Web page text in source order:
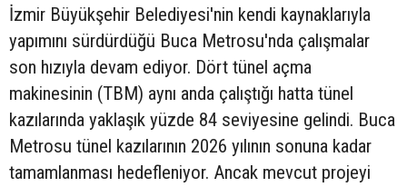
İzmir Büyükşehir Belediyesi'nin kendi kaynaklarıyla
yapımını sürdürdüğü Buca Metrosu'nda çalışmalar
son hızıyla devam ediyor. Dört tünel açma
makinesinin (TBM) aynı anda çalıştığı hatta tünel
kazılarında yaklaşık yüzde 84 seviyesine gelindi. Buca
Metrosu tünel kazılarının 2026 yılının sonuna kadar
tamamlanması hedefleniyor. Ancak mevcut projeyi